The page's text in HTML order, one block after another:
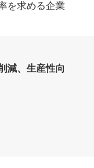
を求める企業
減、生産性向